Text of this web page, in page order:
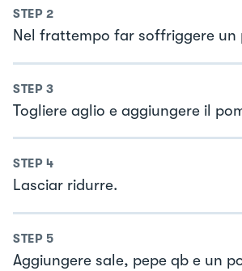
STEP 2
Nel frattempo far soffriggere un
STEP 3
Togliere aglio e aggiungere il
STEP 4
Lasciar ridurre.
STEP 5
Aggiungere sale, pepe qb e un